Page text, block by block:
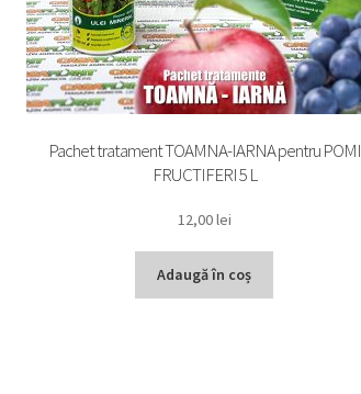
Pachet tratament TOAMNA-IARNA pentru POMI
FRUCTIFERI 5 L
12,00lei
Adaugă în coș